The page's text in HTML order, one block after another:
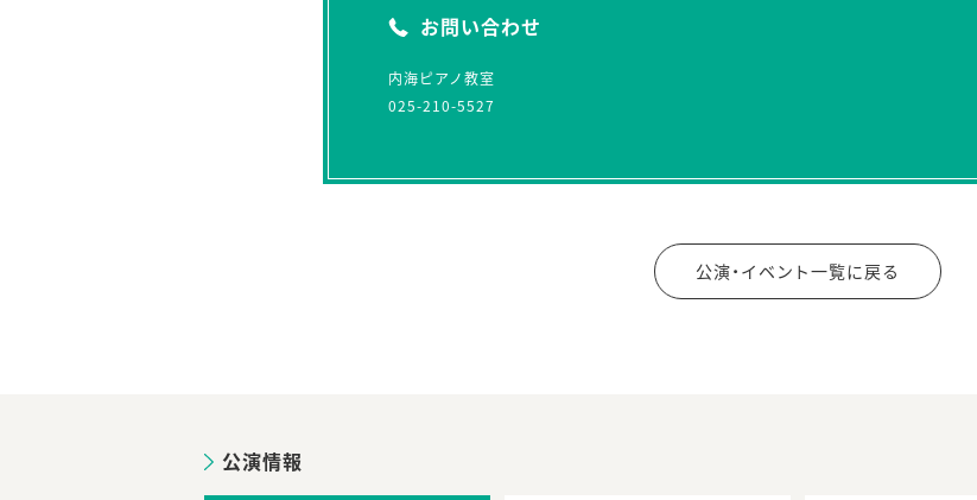
お問い合わせ
内海ピアノ教室
025-210-5527
公演・イベント一覧に戻る
公演情報